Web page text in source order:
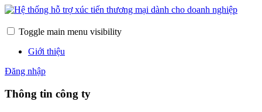
Toggle main menu visibility
Giới thiệu
Đăng nhập
Thông tin công ty